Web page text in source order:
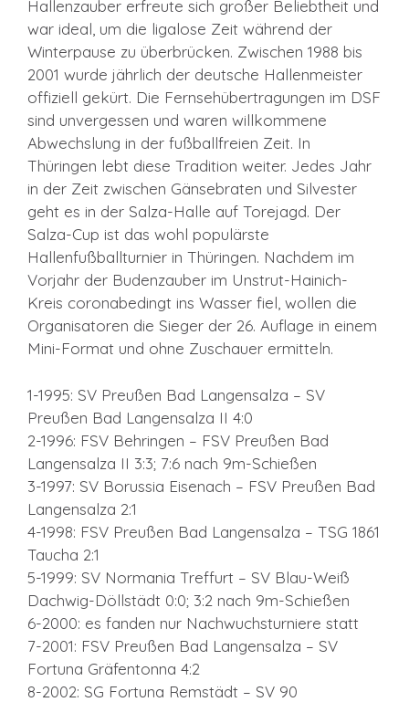
Hallenzauber erfreute sich großer Beliebtheit und
war ideal, um die ligalose Zeit während der
Winterpause zu überbrücken. Zwischen 1988 bis
2001 wurde jährlich der deutsche Hallenmeister
offiziell gekürt. Die Fernsehübertragungen im DSF
sind unvergessen und waren willkommene
Abwechslung in der fußballfreien Zeit. In
Thüringen lebt diese Tradition weiter. Jedes Jahr
in der Zeit zwischen Gänsebraten und Silvester
geht es in der Salza-Halle auf Torejagd. Der
Salza-Cup ist das wohl populärste
Hallenfußballturnier in Thüringen. Nachdem im
Vorjahr der Budenzauber im Unstrut-Hainich-
Kreis coronabedingt ins Wasser fiel, wollen die
Organisatoren die Sieger der 26. Auflage in einem
Mini-Format und ohne Zuschauer ermitteln.
1-1995: SV Preußen Bad Langensalza – SV
Preußen Bad Langensalza II 4:0
2-1996: FSV Behringen – FSV Preußen Bad
Langensalza II 3:3; 7:6 nach 9m-Schießen
3-1997: SV Borussia Eisenach – FSV Preußen Bad
Langensalza 2:1
4-1998: FSV Preußen Bad Langensalza – TSG 1861
Taucha 2:1
5-1999: SV Normania Treffurt – SV Blau-Weiß
Dachwig-Döllstädt 0:0; 3:2 nach 9m-Schießen
6-2000: es fanden nur Nachwuchsturniere statt
7-2001: FSV Preußen Bad Langensalza – SV
Fortuna Gräfentonna 4:2
8-2002: SG Fortuna Remstädt – SV 90